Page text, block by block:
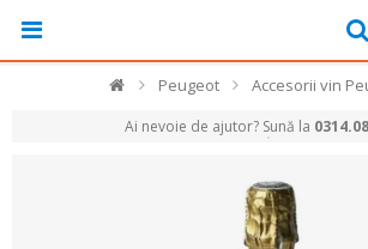
Peugeot Accesorii vin
Ai nevoie de ajutor? Sună la